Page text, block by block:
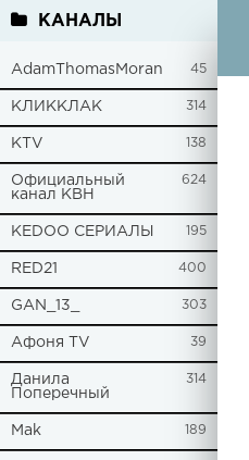
КАНАЛЫ
AdamThomasMoran 45
КЛИККЛАК 314
KTV 138
Официальный
канал КВН
624
KEDOO СЕРИАЛЫ 195
RED21 400
GAN_13_ 303
Афоня TV 39
Данила
Поперечный
314
Mak 189